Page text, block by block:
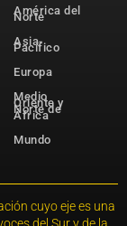
América del
Norte
Asia-
Pacífico
Europa
Medio
Oriente y
Norte de
África
Mundo
cuyo eje es una